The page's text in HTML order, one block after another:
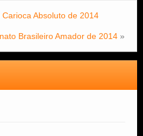
Absoluto de 2014
Brasileiro Amador de 2014 »